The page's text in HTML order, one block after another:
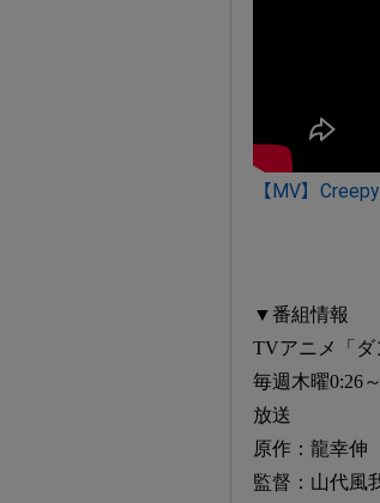
【MV】
▼番組情報
TVアニメ「ダ
毎週木曜0:26
放送
原作：龍幸伸
監督：山代風